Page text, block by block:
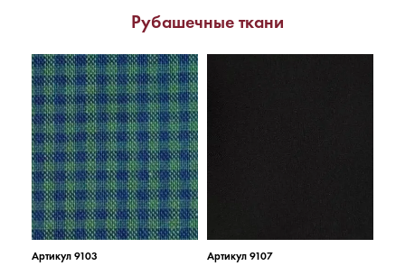
Рубашечные ткани
Артикул 9103
Артикул 9107